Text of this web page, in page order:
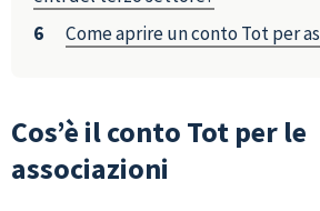
Come aprire un conto Tot per
Cos’è il conto Tot per le
associazioni